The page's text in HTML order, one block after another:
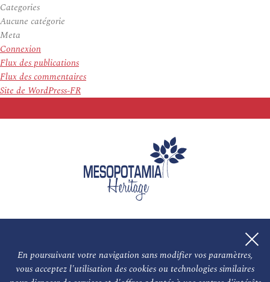
En poursuivant votre navigation sans modifier vos paramètres,
vous acceptez l'utilisation des cookies ou technologies similaires
Categories
Aucune catégorie
Meta
Connexion
Flux des publications
Flux des commentaires
Site de WordPress-FR
L'association NOS PARTENAIRES